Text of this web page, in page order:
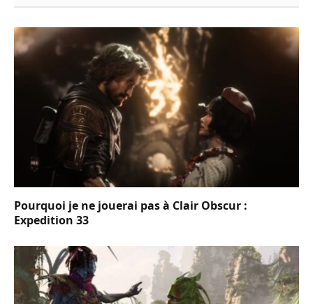
Pourquoi je ne jouerai pas à Clair Obscur :
Expedition 33